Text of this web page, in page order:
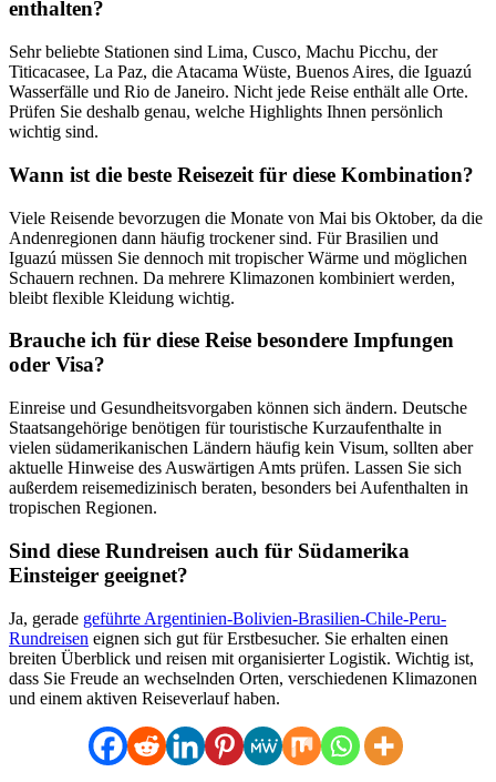
enthalten?
Sehr beliebte Stationen sind Lima, Cusco, Machu Picchu, der
Titicacasee, La Paz, die Atacama Wüste, Buenos Aires, die Iguazú
Wasserfälle und Rio de Janeiro. Nicht jede Reise enthält alle Orte.
Prüfen Sie deshalb genau, welche Highlights Ihnen persönlich
wichtig sind.
Wann ist die beste Reisezeit für diese Kombination?
Viele Reisende bevorzugen die Monate von Mai bis Oktober, da die
Andenregionen dann häufig trockener sind. Für Brasilien und
Iguazú müssen Sie dennoch mit tropischer Wärme und möglichen
Schauern rechnen. Da mehrere Klimazonen kombiniert werden,
bleibt flexible Kleidung wichtig.
Brauche ich für diese Reise besondere Impfungen
oder Visa?
Einreise und Gesundheitsvorgaben können sich ändern. Deutsche
Staatsangehörige benötigen für touristische Kurzaufenthalte in
vielen südamerikanischen Ländern häufig kein Visum, sollten aber
aktuelle Hinweise des Auswärtigen Amts prüfen. Lassen Sie sich
außerdem reisemedizinisch beraten, besonders bei Aufenthalten in
tropischen Regionen.
Sind diese Rundreisen auch für Südamerika
Einsteiger geeignet?
Ja, gerade geführte Argentinien-Bolivien-Brasilien-Chile-Peru-
Rundreisen eignen sich gut für Erstbesucher. Sie erhalten einen
breiten Überblick und reisen mit organisierter Logistik. Wichtig ist,
dass Sie Freude an wechselnden Orten, verschiedenen Klimazonen
und einem aktiven Reiseverlauf haben.